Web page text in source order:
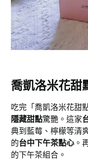
喬凱洛米花甜
吃完「喬凱洛米花甜
隱藏甜點驚艷。這家
典到藍莓、檸檬等清
的台中下午茶點心 。
的下午茶組合。